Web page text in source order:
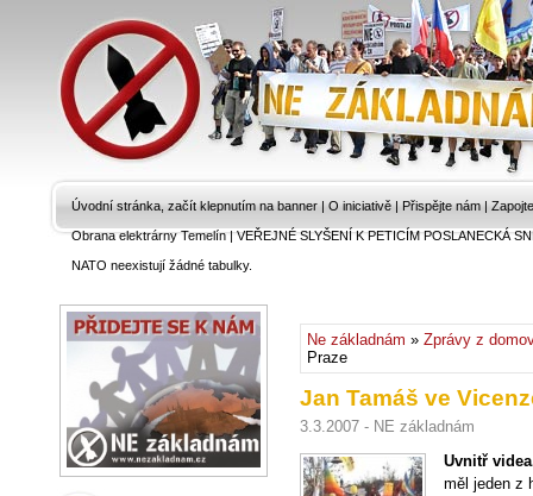
Úvodní stránka, začít klepnutím na banner | O iniciativě | Přispějte nám |
Obrana elektrárny Temelín|VEŘEJNÉ SLYŠENÍ K PETICÍM POSLANECKÁ
NATO neexistují žádné tabulky.
Ne základnám » Zprávy z
Praze
Jan Tamáš ve
3.3.2007 - NE základnám
Uvnitř
měl jeden z